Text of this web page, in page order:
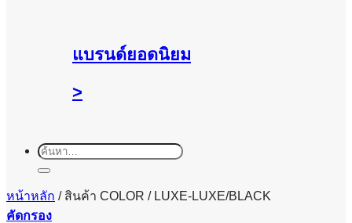
แบรนด์ยอดนิยม
>
ค้นหา:
หน้าหลัก /สินค้า COLOR /LUXE-LUXE/BLACK
คัดกรอง